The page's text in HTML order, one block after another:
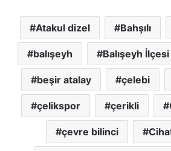
Atakul dizel Bahşılı
balışeyh Balışeyh İlçesi
beşir atalay çelebi
çelikspor çerikli
çevre bilinci